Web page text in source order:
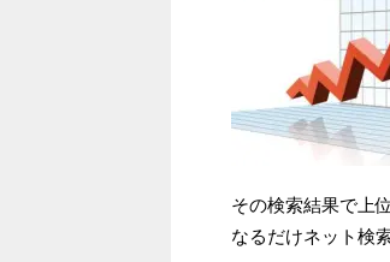
その検索結果で上
なるだけネット検